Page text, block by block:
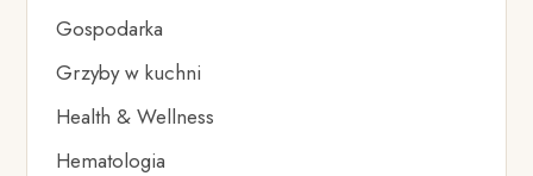
Gospodarka
Grzyby w kuchni
Health & Wellness
Hematologia